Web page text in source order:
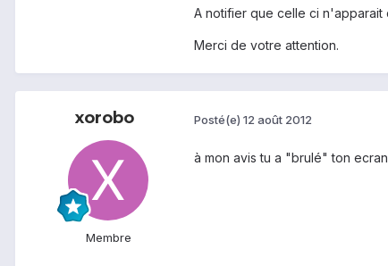
A notifier que celle ci n'apparait
Merci de votre attention.
xorobo
Membre
Posté(e) 12 août 2012
à mon avis tu a "brulé" ton